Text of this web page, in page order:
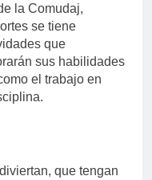
la Comudaj,
se tiene
que
sus habilidades
el trabajo en
que tengan